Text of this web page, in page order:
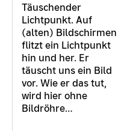
Täuschender
Lichtpunkt. Auf
(alten) Bildschirmen
flitzt ein Lichtpunkt
hin und her. Er
täuscht uns ein Bild
vor. Wie er das tut,
wird hier ohne
Bildröhre…